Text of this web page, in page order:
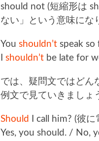
should not (短縮形は
ない」という意味にな
You shouldn’t speak so
shouldn’t be late for
では、疑問文ではどん
例文で見ていきましょ
Should
I call him? (彼
Yes, you should. / No,